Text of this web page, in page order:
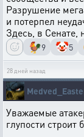
Разрушение
и потерпел
Здесь, в Сенате,
🐓9 🤡5
28 дней назад
Уважаемые
глупости строит